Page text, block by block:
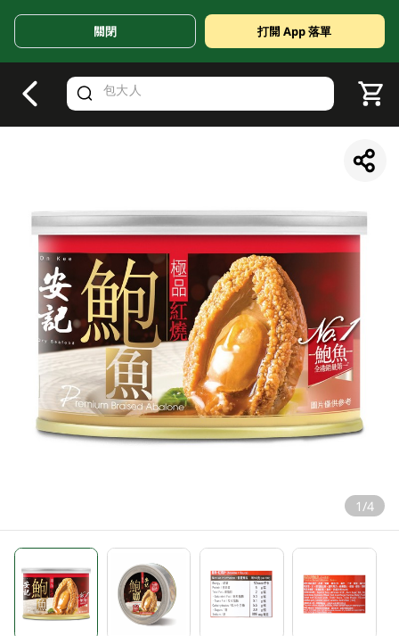
Valid Until 30 June 2026
關閉 打開 App 落單
1/4